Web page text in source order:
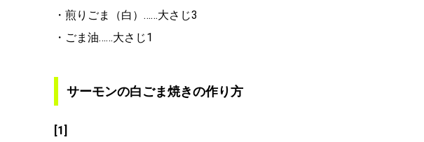
・煎りごま（白）……大さじ3
・ごま油……大さじ1
サーモンの白ごま焼きの作り方
[1]